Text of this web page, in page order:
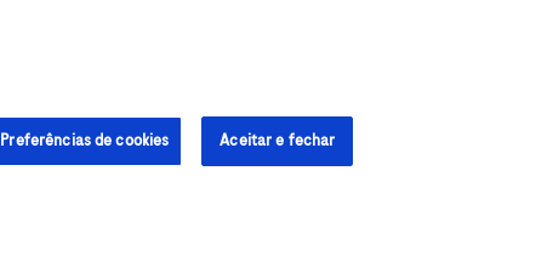
Preferências de cookies Aceitar e fechar